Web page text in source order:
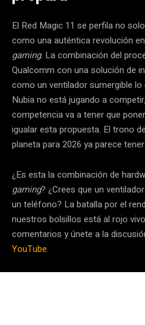
El Red Magic 11 se perfila no
como una auténtica revolución
gaming. La combinación del
Qualcomm con una solución de
como un ventilador sumergible
Nubia no está jugando a
competencia va a tener que
igualar esta propuesta. El trono
planeta para 2026 ya parece
¿Es esta la combinación de
gaming? ¿Crees que un
un teléfono? La batalla por el
nuestros bolsillos está al rojo
comentarios y únete a la
YouTube.